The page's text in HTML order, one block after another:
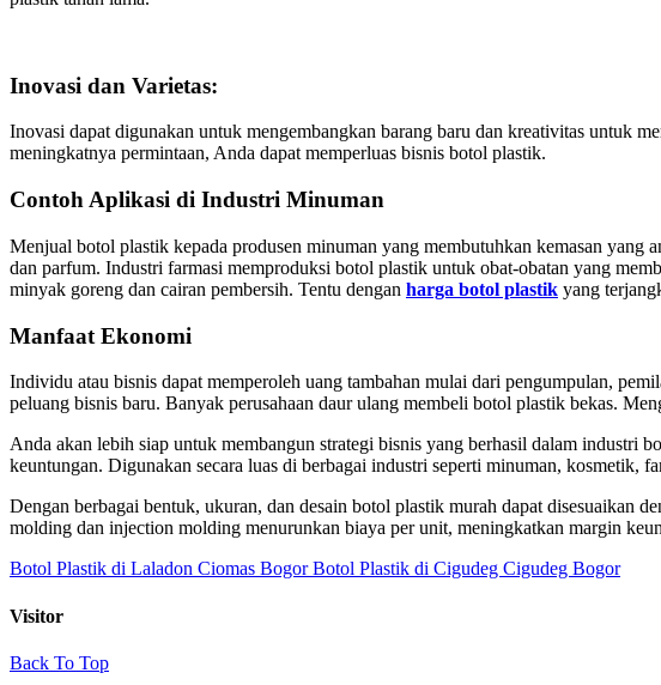
Inovasi dan Varietas:
Inovasi dapat digunakan untuk mengembangkan barang baru dan kreativitas untuk
meningkatnya permintaan, Anda dapat memperluas bisnis botol plastik.
Contoh Aplikasi di Industri Minuman
Menjual botol plastik kepada produsen minuman yang membutuhkan kemasan
dan parfum. Industri farmasi memproduksi botol plastik untuk obat-obatan yang
minyak goreng dan cairan pembersih. Tentu dengan harga botol plastik yang
Manfaat Ekonomi
Individu atau bisnis dapat memperoleh uang tambahan mulai dari pengumpulan,
peluang bisnis baru. Banyak perusahaan daur ulang membeli botol plastik bekas.
Anda akan lebih siap untuk membangun strategi bisnis yang berhasil dalam industri
keuntungan. Digunakan secara luas di berbagai industri seperti minuman, kosmetik,
Dengan berbagai bentuk, ukuran, dan desain botol plastik murah dapat disesuaikan
molding dan injection molding menurunkan biaya per unit, meningkatkan margin
Botol Plastik di Laladon Ciomas BogorBotol Plastik di Cigudeg Cigudeg Bogor
Visitor
Back To Top